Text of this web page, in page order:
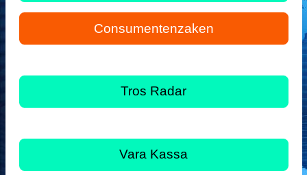
Consumentenzaken
Tros Radar
Vara Kassa